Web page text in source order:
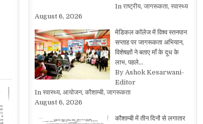
In राष्ट्रीय, जागरूकता, स्वास्थ्य
August 6, 2026
मेडिकल कॉलेज में विश्व स्तनपान
सप्ताह पर जागरूकता अभियान,
विशेषज्ञों ने बताए माँ के दूध के
लाभ, पहले…
By Ashok Kesarwani-
Editor
In स्वास्थ्य, आयोजन, कौशाम्बी, जागरूकता
August 6, 2026
कौशाम्बी में तीन दिनों से लगातार